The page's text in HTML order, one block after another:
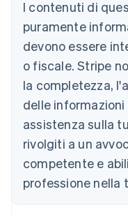
I contenuti di
puramente
devono essere
o fiscale. Stripe
la completezza,
delle
assistenza sulla
rivolgiti a un
competente e
professione nella
Australia
Austria
DeutschEnglish
Belgio
Brasile
PortuguêsEnglish
Bulgaria
English
Canada
EnglishFrançais
Cina continentale
简体中文English
Cipro